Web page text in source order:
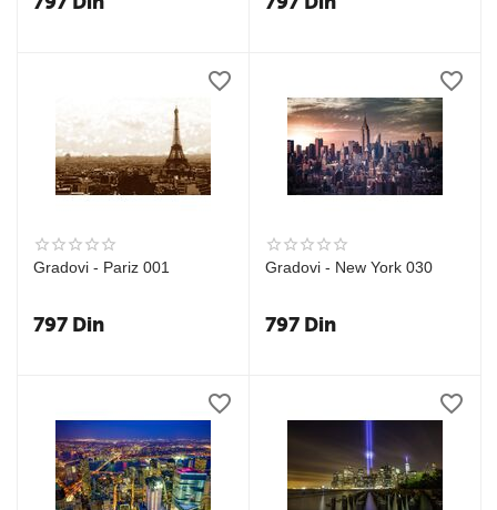
Gradovi - Pariz 001
797 Din
Gradovi - New York 030
797 Din